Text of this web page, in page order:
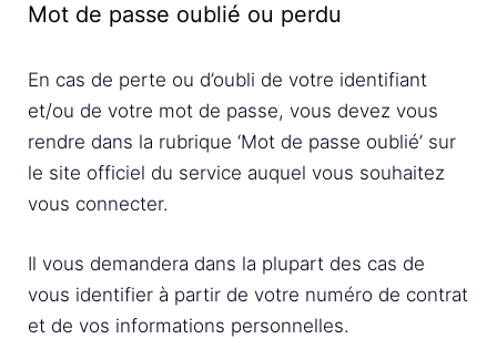
Mot de passe oublié ou perdu
En cas de perte ou d’oubli de votre identifiant
et/ou de votre mot de passe, vous devez vous
rendre dans la rubrique ‘Mot de passe oublié’ sur
le site officiel du service auquel vous souhaitez
vous connecter.
Il vous demandera dans la plupart des cas de
vous identifier à partir de votre numéro de contrat
et de vos informations personnelles.